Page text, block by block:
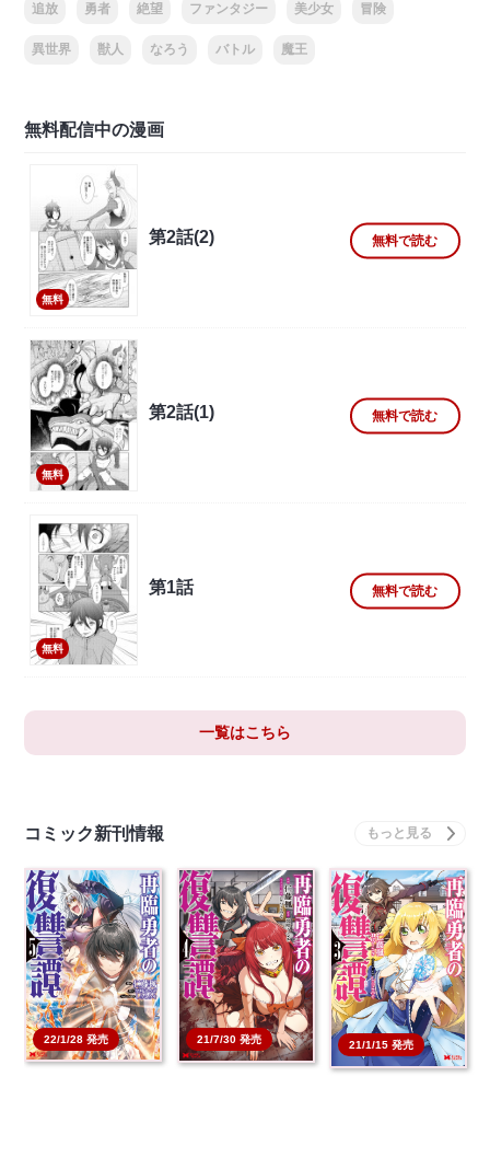
追放 勇者 絶望 ファンタジー 美少女 冒険
異世界 獣人 なろう バトル 魔王
無料配信中の漫画
無料
第2話(2) 無料で読む
無料
第2話(1) 無料で読む
無料
第1話 無料で読む
一覧はこちら
コミック新刊情報
22/1/28 発売 21/7/30 発売 21/1/15 発売